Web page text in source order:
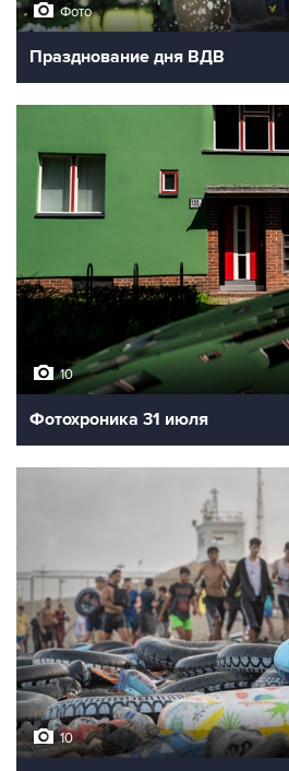
Фото
Празднование дня ВДВ
10
Фотохроника 31 июля
10